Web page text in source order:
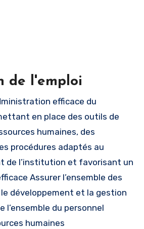
de l'emploi
efficace du
en place des outils de
humaines, des
procédures adaptés au
de l’institution et favorisant un
Assurer l’ensemble des
développement et la gestion
l’ensemble du personnel
humaines